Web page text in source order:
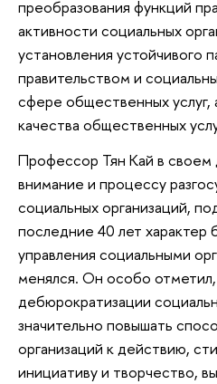
преобразования функций
активности социальных
установления устойчивого
правительством и
сфере общественных услуг,
качества общественных
Профессор Тян Кай в своем
внимание и процессу
социальных организаций,
последние 40 лет характер
управления социальными
менялся. Он особо
дебюрократизации
значительно повышать
организаций к действию,
инициативу и творчество,